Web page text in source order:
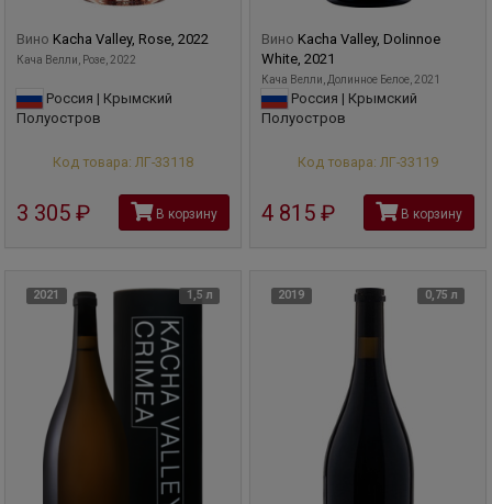
Вино Kacha Valley, Rose, 2022
Кача Велли, Розе, 2022
Россия | Крымский
Полуостров
Код товара: ЛГ-33118
3 305 руб В корзину
Вино Kacha Valley, Dolinnoe
White, 2021
Кача Велли, Долинное Белое, 2021
Россия | Крымский
Полуостров
Код товара: ЛГ-33119
4 815 руб В корзину
2021 1,5 л 2019 0,75 л